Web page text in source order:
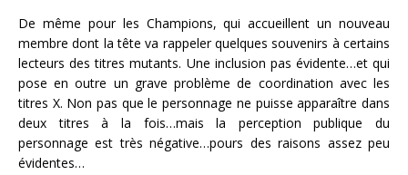
De même pour les Champions, qui accueillent un nouveau
membre dont la tête va rappeler quelques souvenirs à certains
lecteurs des titres mutants. Une inclusion pas évidente…et qui
pose en outre un grave problème de coordination avec les
titres X. Non pas que le personnage ne puisse apparaître dans
deux titres à la fois…mais la perception publique du
personnage est très négative…pours des raisons assez peu
évidentes…